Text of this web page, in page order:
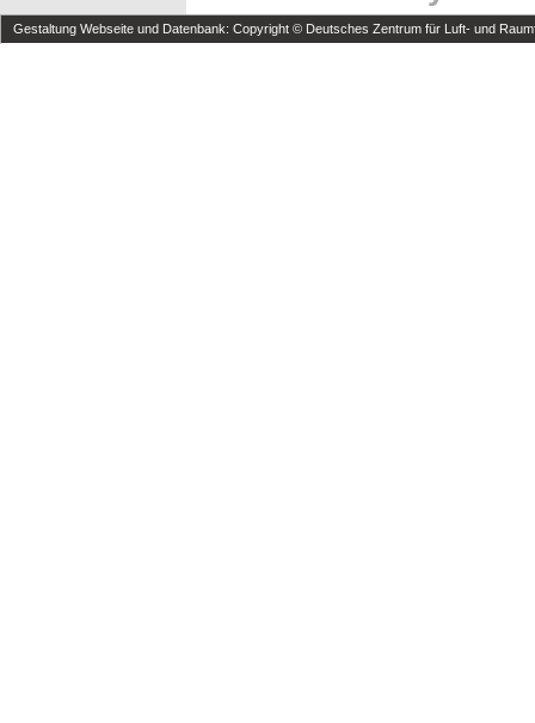
Gestaltung Webseite und Datenbank: Copyright © Deutsches Zentrum für Luft- und